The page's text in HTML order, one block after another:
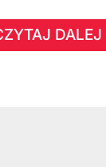
DALEJ